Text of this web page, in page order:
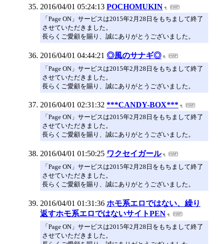
2016/04/01 05:24:13 POCHOMUKIN
「Page ON」サービスは2015年2月28日をもちまして終了
させていただきました。
長らくご愛顧を賜り、誠にありがとうございました。
2016/04/01 04:44:21 ◎風のサナギ◎
「Page ON」サービスは2015年2月28日をもちまして終了
させていただきました。
長らくご愛顧を賜り、誠にありがとうございました。
2016/04/01 02:31:32 ***CANDY-BOX***
「Page ON」サービスは2015年2月28日をもちまして終了
させていただきました。
長らくご愛顧を賜り、誠にありがとうございました。
2016/04/01 01:50:25 ワクセイガール
「Page ON」サービスは2015年2月28日をもちまして終了
させていただきました。
長らくご愛顧を賜り、誠にありがとうございました。
2016/04/01 01:31:36 ホモ系エロではない、繰り
返すホモ系エロではないサイトPEN
「Page ON」サービスは2015年2月28日をもちまして終了
させていただきました。